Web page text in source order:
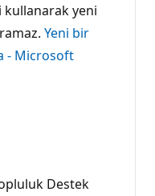
yeni
Yeni bir
- Microsoft
Destek